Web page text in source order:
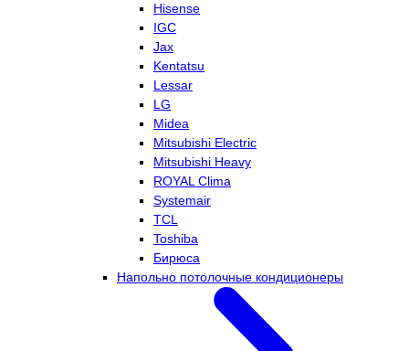
Hisense
IGC
Jax
Kentatsu
Lessar
LG
Midea
Mitsubishi Electric
Mitsubishi Heavy
ROYAL Clima
Systemair
TCL
Toshiba
Бирюса
Напольно потолочные кондиционеры